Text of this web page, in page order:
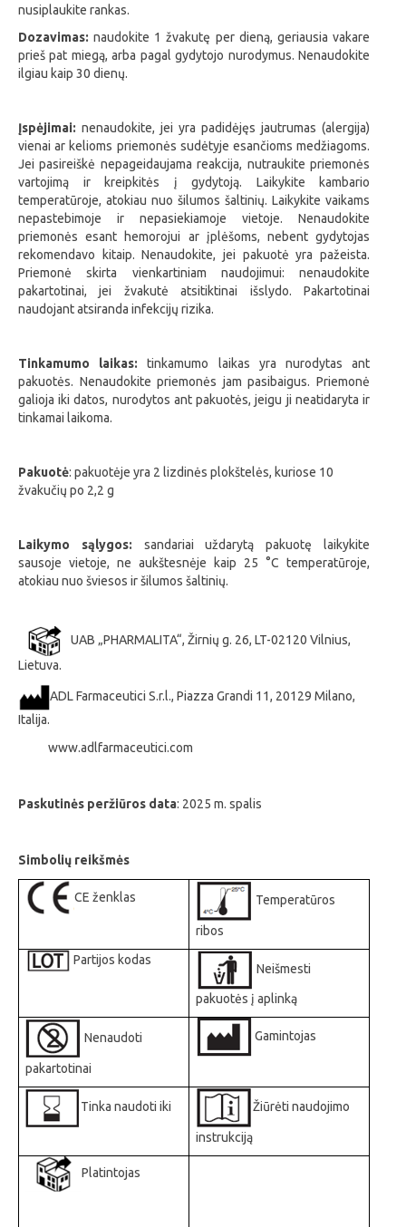
nusiplaukite rankas.
Dozavimas:naudokite 1 žvakutę per dieną, geriausia vakare
prieš pat miegą, arba pagal gydytojo nurodymus. Nenaudokite
ilgiau kaip 30 dienų.
Įspėjimai: nenaudokite, jei yra padidėjęs jautrumas (alergija)
vienai ar kelioms priemonės sudėtyje esančioms medžiagoms.
Jei pasireiškė nepageidaujama reakcija, nutraukite priemonės
vartojimą ir kreipkitės į gydytoją. Laikykite kambario
temperatūroje, atokiau nuo šilumos šaltinių. Laikykite vaikams
nepastebimoje ir nepasiekiamoje vietoje. Nenaudokite
priemonės esant hemorojui ar įplėšoms, nebent gydytojas
rekomendavo kitaip. Nenaudokite, jei pakuotė yra pažeista.
Priemonė skirta vienkartiniam naudojimui: nenaudokite
pakartotinai, jei žvakutė atsitiktinai išslydo. Pakartotinai
naudojant atsiranda infekcijų rizika.
Tinkamumo laikas:tinkamumo laikas yra nurodytas ant
pakuotės. Nenaudokite priemonės jam pasibaigus. Priemonė
galioja iki datos, nurodytos ant pakuotės, jeigu ji neatidaryta ir
tinkamai laikoma.
Pakuotė: pakuotėje yra 2 lizdinės plokštelės, kuriose 10
žvakučių po 2,2 g
Laikymo sąlygos: sandariai uždarytą pakuotę laikykite
sausoje vietoje, ne aukštesnėje kaip 25 °C temperatūroje,
atokiau nuo šviesos ir šilumos šaltinių.
UAB „PHARMALITA“, Žirnių g. 26, LT-02120 Vilnius,
Lietuva.
ADL Farmaceutici S.r.l., Piazza Grandi 11, 20129 Milano,
Italija.
www.adlfarmaceutici.com
Paskutinės peržiūros data: 2025 m. spalis
Simbolių reikšmės
CE ženklas Temperatūros
ribos
Partijos kodas
Neišmesti
pakuotės į aplinką
Nenaudoti
pakartotinai
Gamintojas
Tinka naudoti iki Žiūrėti naudojimo
instrukciją
Platintojas